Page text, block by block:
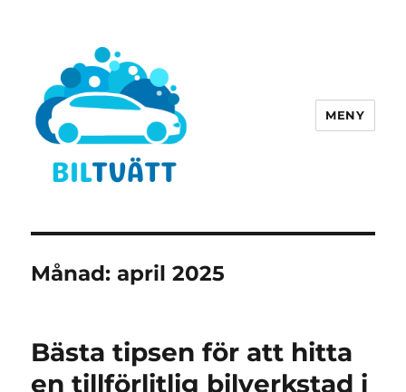
MENY
Månad:april 2025
Bästa tipsen för att hitta
en tillförlitlig bilverkstad i